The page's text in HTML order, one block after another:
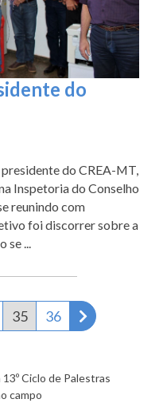
do
do CREA-MT,
Inspetoria do Conselho
reunindo com
foi discorrer sobre a
se ...
35 36 Próxima
Ciclo de Palestras
campo